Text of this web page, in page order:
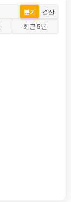
분기
결산
최근 5년